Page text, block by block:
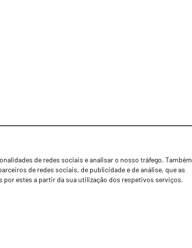
de redes sociais e analisar o nosso tráfego. Também
de redes sociais, de publicidade e de análise, que as
estes a partir da sua utilização dos respetivos serviços.
Notícias
Concessionários